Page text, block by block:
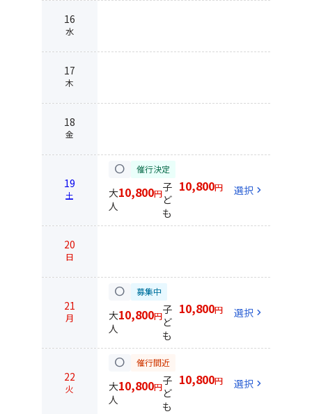
16
水
17
木
18
金
19
土
circle 催行決定
大
人
10,800円子
ど
も
10,800円 選択 chevron_right
20
日
21
月
circle 募集中
大
人
10,800円子
ど
も
10,800円 選択 chevron_right
22
火
circle 催行間近
大
人
10,800円子
ど
も
10,800円 選択 chevron_right